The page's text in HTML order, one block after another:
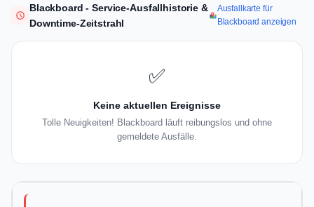
Blackboard - Service-Ausfallhistorie &
Downtime-Zeitstrahl
Ausfallkarte für
Blackboard anzeigen
✅
Keine aktuellen Ereignisse
Tolle Neuigkeiten! Blackboard läuft reibungslos und ohne
gemeldete Ausfälle.